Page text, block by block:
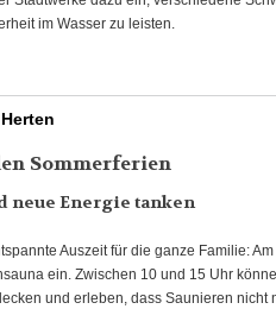
im Wasser zu leisten.
Sommerferien
neue Energie tanken
Auszeit für die ganze Familie:
ein. Zwischen 10 und 15 Uhr
und erleben, dass Saunieren nicht